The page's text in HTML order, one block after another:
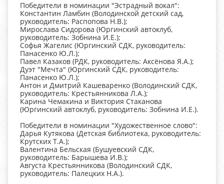
Победители в номинации "Эстрадный вокал":
Константин Ламбин (Володинской детский сад,
руководитель: Распопова Н.В.);
Мирослава Сидорова (Юргинский автоклуб,
руководитель: Зобнина И.Е.);
Софья Жагелис (Юргинский СДК, руководитель:
Панасенко Ю.Л.);
Павел Казаков (РДК, руководитель: Аксёнова Я.А.);
Дуэт "Мечта" (Юргинский СДК, руководитель:
Панасенко Ю.Л.);
Антон и Дмитрий Кашеваренко (Володинский СДК,
руководитель: Крестьянникова Л.А.);
Карина Чемакина и Виктория Стаканова
(Юргинский автоклуб, руководитель: Зобнина И.Е.).
Победители в номинации "Художественное слово":
Дарья Кутякова (Детская библиотека, руководитель:
Крутских Т.А.);
Валентина Бельская (Бушуевский СДК,
руководитель: Барышева И.В.);
Августа Крестьянникова (Володинский СДК,
руководитель: Палецких Н.А.).